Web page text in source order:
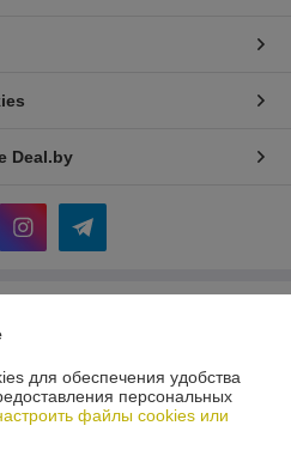
Deal.by
2
для обеспечения удобства
персональных
файлы cookies или